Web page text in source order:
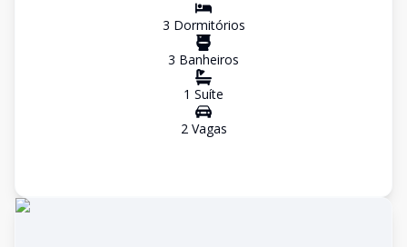
3 Dormitórios
3 Banheiros
1 Suíte
2Vagas